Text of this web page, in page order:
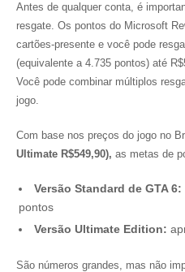
Antes de qualquer conta, é
resgate. Os pontos do Microsoft
cartões-presente e você pode
(equivalente a 4.735 pontos) até
Você pode combinar múltiplos
jogo.
Com base nos preços do jogo no
Ultimate R$549,90), as metas de
Versão Standard de GTA 6:
pontos
Versão Ultimate Edition:
São números grandes, mas não